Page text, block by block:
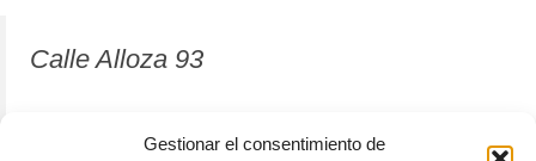
Gestionar el consentimiento de
Calle Alloza 93
12001 Castellón de la Plana